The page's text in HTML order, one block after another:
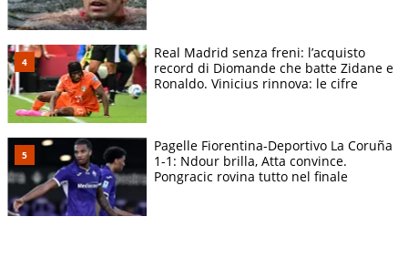
Real Madrid senza freni: l’acquisto
record di Diomande che batte Zidane e
Ronaldo. Vinicius rinnova: le cifre
Pagelle Fiorentina-Deportivo La Coruña
1-1: Ndour brilla, Atta convince.
Pongracic rovina tutto nel finale